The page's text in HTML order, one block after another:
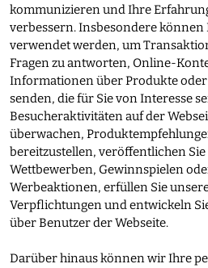
kommunizieren und Ihre
verbessern. Insbesondere
verwendet werden, um
Fragen zu antworten, Online-
Informationen über Produkte
senden, die für Sie von Interesse
Besucheraktivitäten auf der
überwachen,
bereitzustellen, veröffentlichen Sie
Wettbewerben, Gewinnspielen
Werbeaktionen, erfüllen Sie
Verpflichtungen und entwickeln
über Benutzer der Webseite.
Darüber hinaus können wir Ihre